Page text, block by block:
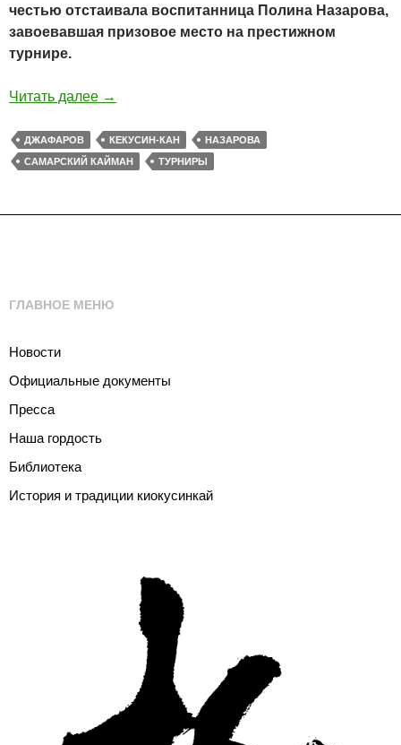
честью отстаивала воспитанница Полина Назарова,
завоевавшая призовое место на престижном
турнире.
Читать далее →
ДЖАФАРОВ КЕКУСИН-КАН
НАЗАРОВА
САМАРСКИЙ КАЙМАН
ТУРНИРЫ
ГЛАВНОЕ МЕНЮ
Новости
Официальные документы
Пресса
Наша гордость
Библиотека
История и традиции киокусинкай